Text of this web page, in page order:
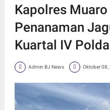
Kapolres
Penanaman
Kuartal IV
Admin BJ News Oktober 08,